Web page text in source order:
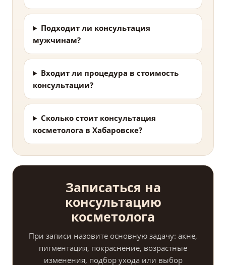
Подходит ли консультация
мужчинам?
Входит ли процедура в стоимость
консультации?
Сколько стоит консультация
косметолога в Хабаровске?
Записаться на
консультацию
косметолога
При записи назовите основную задачу: акне,
пигментация, покраснение, возрастные
изменения, подбор ухода или выбор